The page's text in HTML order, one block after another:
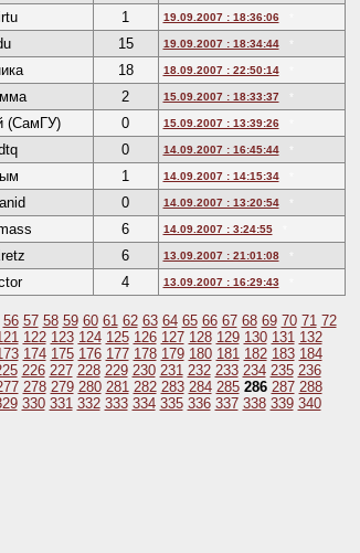
1 19.09.2007 : 18:36:06
15 19.09.2007 : 18:34:44
18 18.09.2007 : 22:50:14
2 15.09.2007 : 18:33:37
(СамГУ) 0 15.09.2007 : 13:39:26
0 14.09.2007 : 16:45:44
1 14.09.2007 : 14:15:34
0 14.09.2007 : 13:20:54
6 14.09.2007 : 3:24:55
6 13.09.2007 : 21:01:08
4 13.09.2007 : 16:29:43
56 57 58 59 60 61 62 63 64 65 66 67 68 69 70 71 72
122 123 124 125 126 127 128 129 130 131 132
174 175 176 177 178 179 180 181 182 183 184
226 227 228 229 230 231 232 233 234 235 236
278 279 280 281 282 283 284 285 286 287 288
330 331 332 333 334 335 336 337 338 339 340